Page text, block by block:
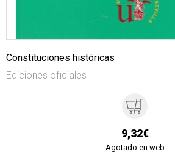
Constituciones históricas
Ediciones oficiales
9,32€
Agotado en web